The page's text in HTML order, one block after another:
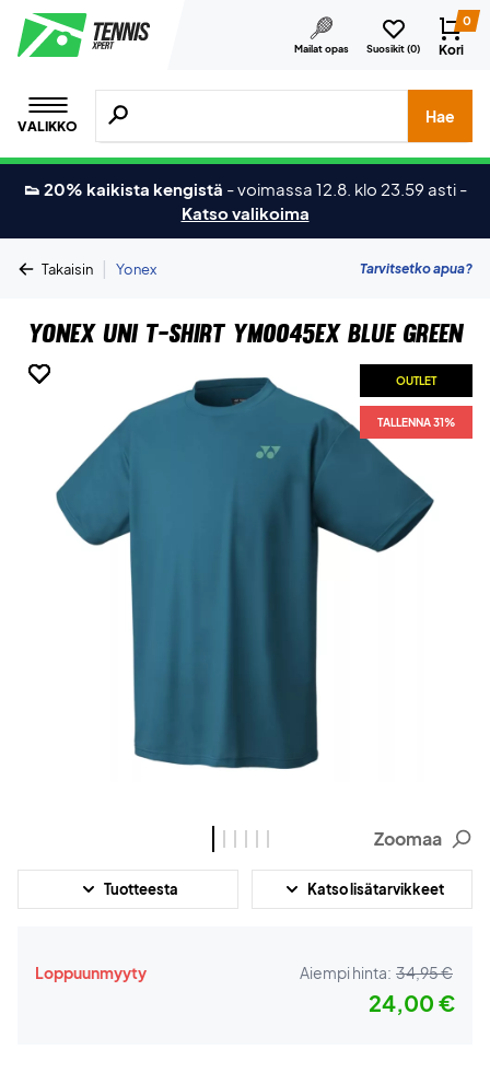
Mailat opas Suosikit (0)
0
Kori
VALIKKO
Hae tuotteita, merkkejä jne.
Hae
👟 20% kaikista kengistä -voimassa 12.8. klo 23.59 asti -
Katso valikoima
Takaisin | Yonex Tarvitsetko apua?
Yonex Uni T-shirt YM0045EX Blue Green
OUTLET
TALLENNA 31%
OUTLET
TALLENNA 31%
OUTLET
TALLENNA 31%
OUTLET
TALLENNA 31%
OUTLET
TALLENNA 31%
OUTLET
TALLENNA 31%
Zoomaa
Tuotteesta Katso lisätarvikkeet
Loppuunmyyty Aiempi hinta: 34,95 €
24,00 €